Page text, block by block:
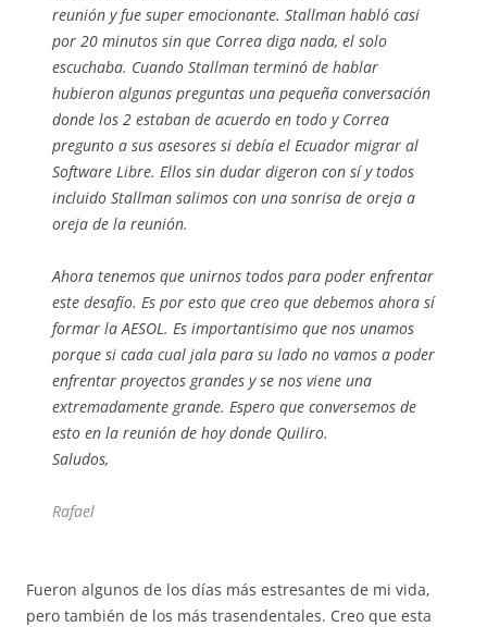
reunión y fue super emocionante. Stallman habló casi
por 20 minutos sin que Correa diga nada, el solo
escuchaba. Cuando Stallman terminó de hablar
hubieron algunas preguntas una pequeña conversación
donde los 2 estaban de acuerdo en todo y Correa
pregunto a sus asesores si debía el Ecuador migrar al
Software Libre. Ellos sin dudar digeron con sí y todos
incluido Stallman salimos con una sonrisa de oreja a
oreja de la reunión.
Ahora tenemos que unirnos todos para poder enfrentar
este desafío. Es por esto que creo que debemos ahora sí
formar la AESOL. Es importantisimo que nos unamos
porque si cada cual jala para su lado no vamos a poder
enfrentar proyectos grandes y se nos viene una
extremadamente grande. Espero que conversemos de
esto en la reunión de hoy donde Quiliro.
Saludos,
Rafael
Fueron algunos de los días más estresantes de mi vida,
pero también de los más trasendentales. Creo que esta